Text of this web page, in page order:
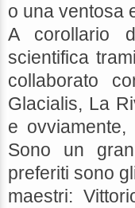
o una ventosa
A corollario
scientifica
collaborato
Glacialis, La
e
Sono un
preferiti sono
maestri: